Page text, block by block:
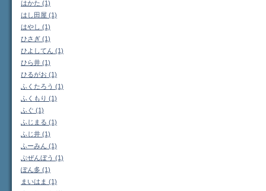
はかた (1)
はし田屋 (1)
はやし (1)
ひさぎ (1)
ひよしてん (1)
ひら井 (1)
ひるがお (1)
ふくたろう (1)
ふくもり (1)
ふぐ (1)
ふじまる (1)
ふじ井 (1)
ふーみん (1)
ぶぜんぼう (1)
ぽん多 (1)
まいはま (1)